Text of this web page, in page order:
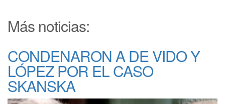
Más noticias:
CONDENARON A DE VIDO Y
LÓPEZ POR EL CASO
SKANSKA